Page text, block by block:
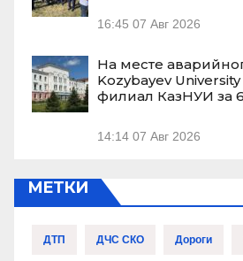
16:45 07 Авг 2026
На месте
Kozybayev
филиал КазНУИ за
14:14 07 Авг 2026
МЕТКИ
ДТП ДЧС СКО Дороги